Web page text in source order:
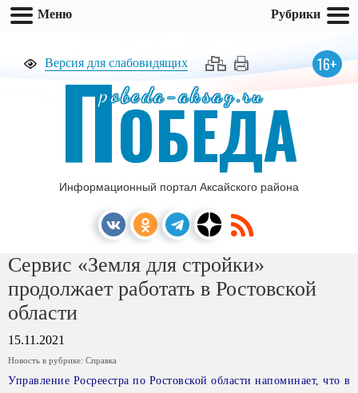
Версия для слабовидящих 16+
pobeda-aksay.ru
ПОБЕДА
Информационный портал Аксайского района
Сервис «Земля для стройки»
продолжает работать в Ростовской
области
15.11.2021
Новость в рубрике: Справка
Управление Росреестра по Ростовской области напоминает, что в
Меню Рубрики